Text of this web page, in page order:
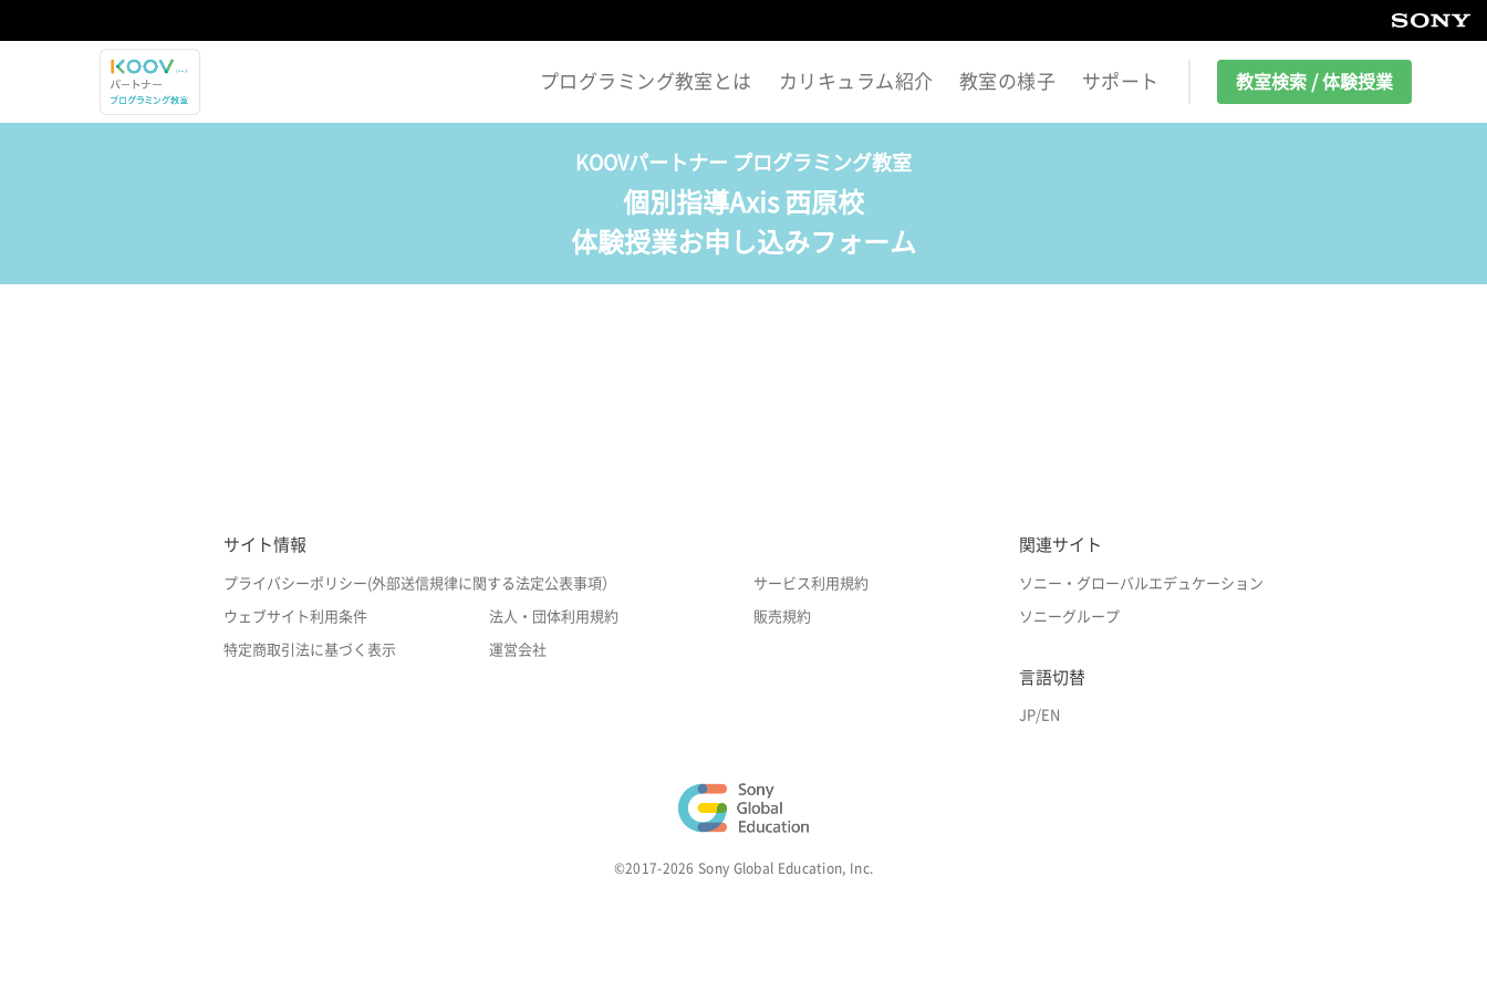
プログラミング教室とは カリキュラム紹介 教室の様子 サポート 教室検索 / 体験授業
KOOVパートナー プログラミング教室
個別指導Axis 西原校
体験授業お申し込みフォーム
サイト情報
プライバシーポリシー(外部送信規律に関する法定公表事項） サービス利用規約
ウェブサイト利用条件 法人・団体利用規約 販売規約
特定商取引法に基づく表示 運営会社
関連サイト
ソニー・グローバルエデュケーション
ソニーグループ
言語切替
JP/EN
©2017-2026 Sony Global Education, Inc.